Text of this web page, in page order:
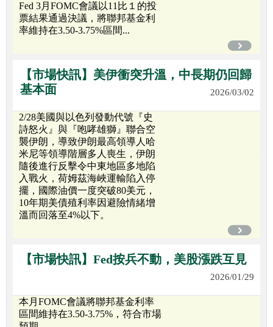
Fed 3月FOMC會議以11比１的投
票結果通過決議，將聯邦基金利
率維持在3.50-3.75%區間...
【市場快訊】美伊衝突升溫，中長期仍回歸
基本面
2026/03/02
2/28美國與以色列發動代號『史
詩怒火』與『咆哮雄獅』聯合空
襲伊朗，導致伊朗最高領導人哈
米尼等領導階層多人喪生，伊朗
隨後進行反擊令中東地區多地陷
入戰火，荷姆茲海峽運輸陷入停
擺，國際油價一度突破80美元，
10年期美債殖利率因避險情緒增
溫而回落至4%以下。
【市場快訊】Fed按兵不動，美股漲跌互見
2026/01/29
本月FOMC會議將聯邦基金利率
區間維持在3.50-3.75%，符合市場